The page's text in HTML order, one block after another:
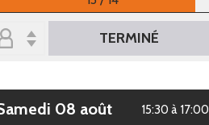
TERMINÉ
samedi 08 août 15:30 à 17:00